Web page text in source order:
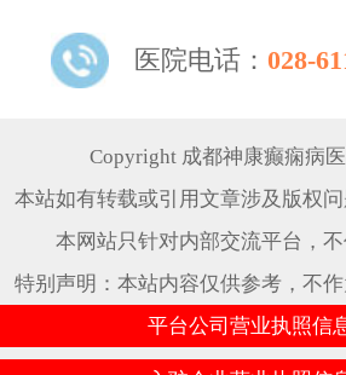
医院电话： 028-
Copyright 成都神康癫痫病
本站如有转载或引用文章涉及版权
本网站只针对内部交流平台，不
特别声明：本站内容仅供参考，不作
平台公司营业执照信